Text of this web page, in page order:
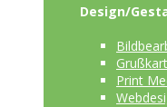
Design/
Print